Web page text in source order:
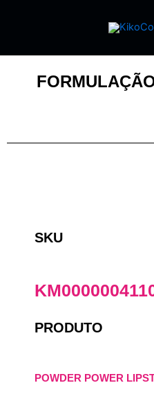
SKU
PRODUTO
POWDER POWER